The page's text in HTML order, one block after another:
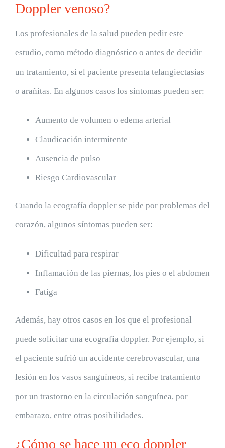
Doppler venoso?
Los profesionales de la salud pueden pedir este
estudio, como método diagnóstico o antes de decidir
un tratamiento, si el paciente presenta telangiectasias
o arañitas. En algunos casos los síntomas pueden ser:
Aumento de volumen o edema arterial
Claudicación intermitente
Ausencia de pulso
Riesgo Cardiovascular
Cuando la ecografía doppler se pide por problemas del
corazón, algunos síntomas pueden ser:
Dificultad para respirar
Inflamación de las piernas, los pies o el abdomen
Fatiga
Además, hay otros casos en los que el profesional
puede solicitar una ecografía doppler. Por ejemplo, si
el paciente sufrió un accidente cerebrovascular, una
lesión en los vasos sanguíneos, si recibe tratamiento
por un trastorno en la circulación sanguínea, por
embarazo, entre otras posibilidades.
¿Cómo se hace un eco doppler